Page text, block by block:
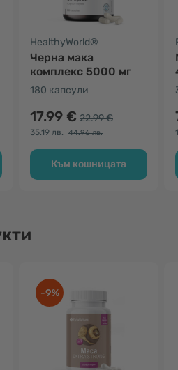
HealthyWorld®
Черна мака
комплекс 5000 мг
180 капсули
17.99 € 22.99 €
35.19 лв. 44.96 лв.
Към кошницата
-9%